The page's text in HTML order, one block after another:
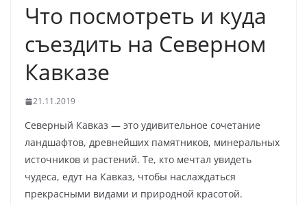
Что посмотреть и куда
съездить на Северном
Кавказе
21.11.2019
Северный Кавказ — это удивительное сочетание
ландшафтов, древнейших памятников, минеральных
источников и растений. Те, кто мечтал увидеть
чудеса, едут на Кавказ, чтобы наслаждаться
прекрасными видами и природной красотой.